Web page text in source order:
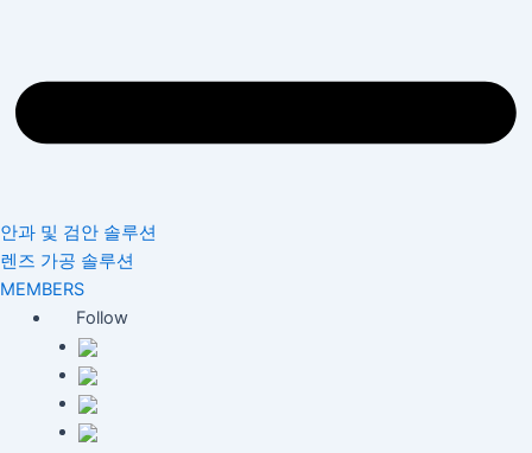
안과 및 검안 솔루션
렌즈 가공 솔루션
MEMBERS
Follow